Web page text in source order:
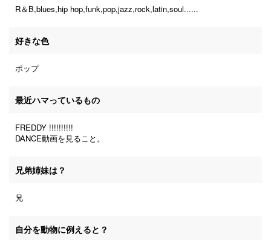
R＆B,blues,hip hop,funk,pop,jazz,rock,latin,soul......
好きな色
ポップ
最近ハマっているもの
FREDDY !!!!!!!!!!
DANCE動画を見ること。
兄弟姉妹は？
兄
自分を動物に例えると？